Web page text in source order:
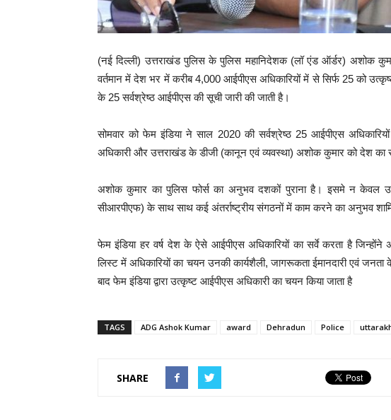
(नई दिल्ली) उत्तराखंड पुलिस के पुलिस महानिदेशक (लॉ एंड ऑर्डर) अशोक
वर्तमान में देश भर में करीब 4,000 आईपीएस अधिकारियों में से सिर्फ 25 को
के 25 सर्वश्रेष्ठ आईपीएस की सूची जारी की जाती है।
सोमवार को फेम इंडिया ने साल 2020 की सर्वश्रेष्ठ 25 आईपीएस
अधिकारी और उत्तराखंड के डीजी (कानून एवं व्यवस्था) अशोक कुमार को देश का
अशोक कुमार का पुलिस फोर्स का अनुभव दशकों पुराना है। इसमे न केवल
सीआरपीएफ) के साथ साथ कई अंतर्राष्ट्रीय संगठनों में काम करने का अनुभव
फेम इंडिया हर वर्ष देश के ऐसे आईपीएस अधिकारियों का सर्वे करता है
लिस्ट में अधिकारियों का चयन उनकी कार्यशैली, जागरूकता ईमानदारी एवं
बाद फेम इंडिया द्वारा उत्कृष्ट आईपीएस अधिकारी का चयन किया जाता है
TAGS ADG Ashok Kumar award Dehradun Police
SHARE